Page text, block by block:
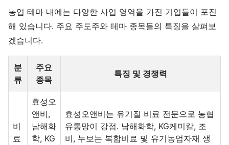
농업 테마 내에는 다양한 사업 영역을 가진 기업들이 포진
해 있습니다. 주요 주도주와 테마 종목들의 특징을 살펴보
겠습니다.
분
류
주요
종목
특징 및 경쟁력
비
료
효성오
앤비,
남해화
학, KG
효성오앤비는 유기질 비료 전문으로 농협
유통망이 강점. 남해화학, KG케미칼, 조
비, 누보는 복합비료 및 유기농업자재 생